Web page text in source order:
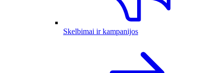
Skelbimai ir kampanijos